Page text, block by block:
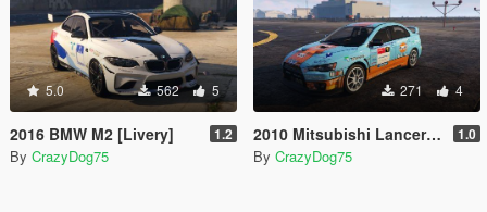
5.0 562 5
2016 BMW M2 [Livery] 1.2
By CrazyDog75
271 4
2010 Mitsubishi Lancer Evolution X FQ-400 livery 1.0
By CrazyDog75